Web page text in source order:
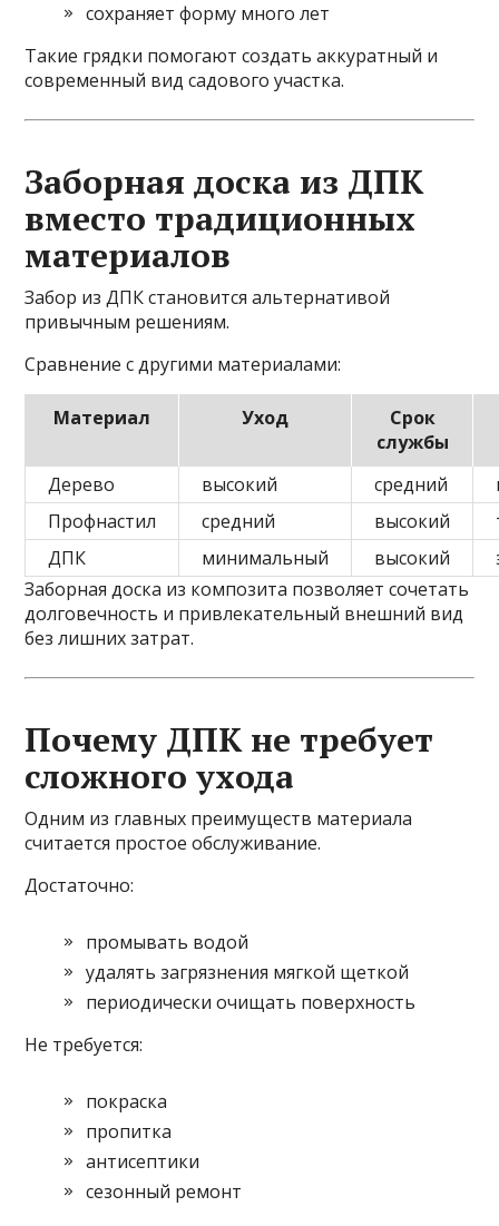
сохраняет форму много лет
Такие грядки помогают создать аккуратный и
современный вид садового участка.
Заборная доска из ДПК
вместо традиционных
материалов
Забор из ДПК становится альтернативой
привычным решениям.
Сравнение с другими материалами:
Материал Уход
Срок
службы
Дерево
высокий средний
Профнастил
средний высокий
ДПК
минимальный высокий
Заборная доска из композита позволяет сочетать
долговечность и привлекательный внешний вид
без лишних затрат.
Почему ДПК не требует
сложного ухода
Одним из главных преимуществ материала
считается простое обслуживание.
Достаточно:
промывать водой
удалять загрязнения мягкой щеткой
периодически очищать поверхность
Не требуется:
покраска
пропитка
антисептики
сезонный ремонт